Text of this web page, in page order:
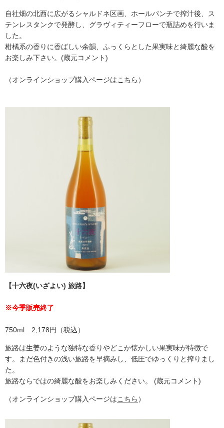
自社畑の北西に広がるシャルドネ区画、ホールパンチで搾汁後、ス
テンレスタンクで発酵し、グラヴィティーフローで瓶詰めを行いま
した。
柑橘系の香りに香ばしい余韻、ふっくらとした果実味と綺麗な酸を
お楽しみ下さい。(蔵元コメント)
（オンラインショップ購入ページはこちら ）
【十六夜(いざよい) 旅路】
※今季販売終了
750ml 2,178円（税込）
旅路は生姜のような独特な香りやどこか懐かしい果実味が特徴で
す。まだ色付きの浅い旅路を早摘みし、低圧でゆっくりと搾りまし
た。
旅路ならではの綺麗な酸をお楽しみください。 (蔵元コメント)
（オンラインショップ購入ページはこちら ）